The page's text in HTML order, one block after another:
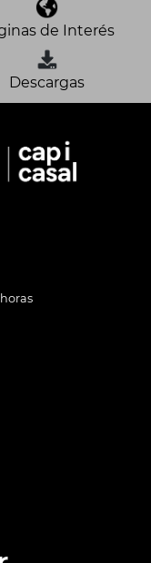
de Interés
Descargas